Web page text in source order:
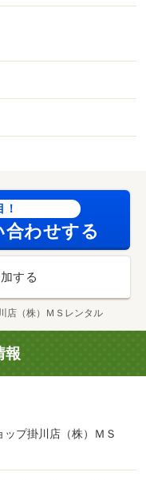
）まで３１５ｍ／初
２ｍ／旭ケ丘幼稚園
岡県立浜松工業高校
初生支店（その他）
合わせする
する
店（株）ＭＳレンタル
報
ップ掛川店（株）ＭＳ